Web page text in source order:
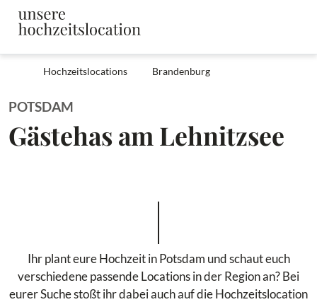
Hochzeitslocations Brandenburg
POTSDAM
Gästehas am Lehnitzsee
Ihr plant eure Hochzeit in Potsdam und schaut euch
verschiedene passende Locations in der Region an? Bei
eurer Suche stoßt ihr dabei auch auf die Hochzeitslocation